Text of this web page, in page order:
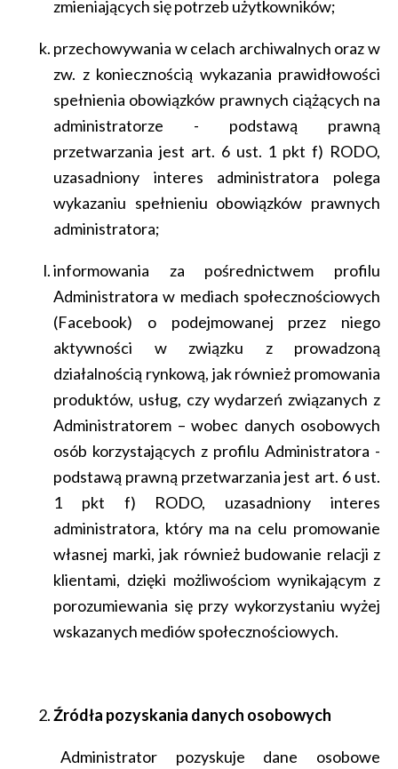
zmieniających się potrzeb użytkowników;
przechowywania w celach archiwalnych oraz w
zw. z koniecznością wykazania prawidłowości
spełnienia obowiązków prawnych ciążących na
administratorze - podstawą prawną
przetwarzania jest art. 6 ust. 1 pkt f) RODO,
uzasadniony interes administratora polega
wykazaniu spełnieniu obowiązków prawnych
administratora;
informowania za pośrednictwem profilu
Administratora w mediach społecznościowych
(Facebook) o podejmowanej przez niego
aktywności w związku z prowadzoną
działalnością rynkową, jak również promowania
produktów, usług, czy wydarzeń związanych z
Administratorem – wobec danych osobowych
osób korzystających z profilu Administratora -
podstawą prawną przetwarzania jest art. 6 ust.
1 pkt f) RODO, uzasadniony interes
administratora, który ma na celu promowanie
własnej marki, jak również budowanie relacji z
klientami, dzięki możliwościom wynikającym z
porozumiewania się przy wykorzystaniu wyżej
wskazanych mediów społecznościowych.
Źródła pozyskania danych osobowych
Administrator pozyskuje dane osobowe